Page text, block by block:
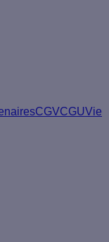
CGVCGUVie